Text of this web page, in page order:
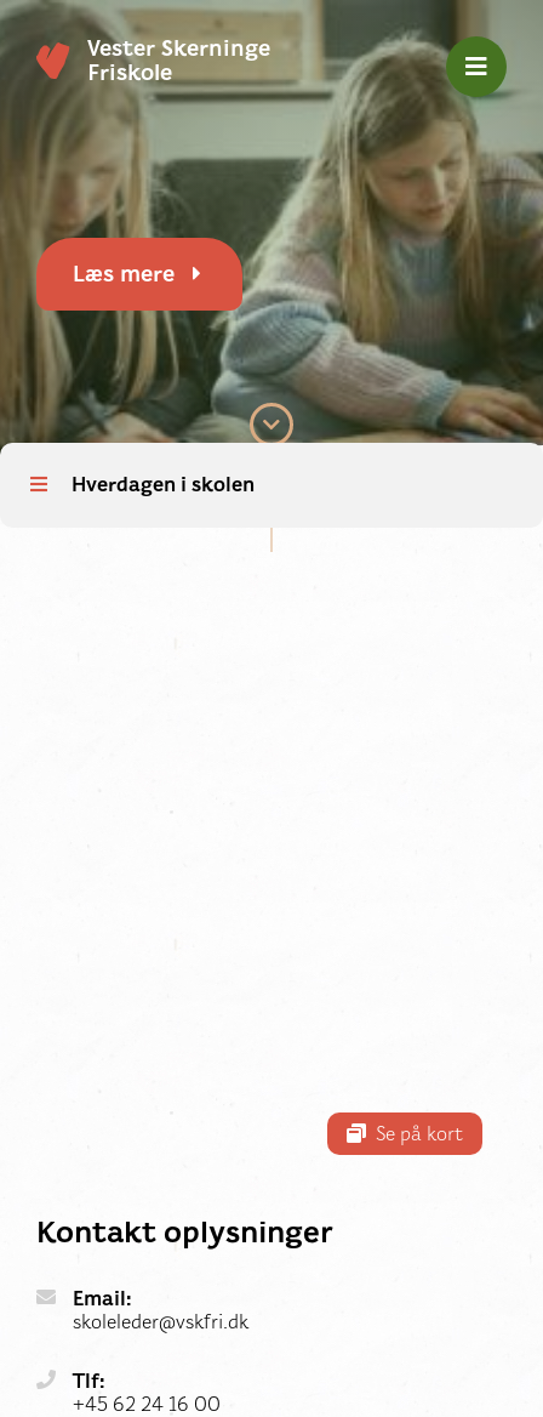
Vester Skerninge
Friskole
Læs mere
Hverdagen i skolen
Kontakt oplysninger
Email:
skoleleder@vskfri.dk
Tlf:
+45 62 24 16 00
Se på kort